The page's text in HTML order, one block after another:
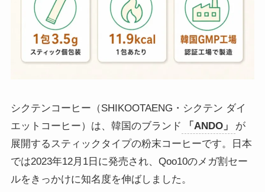
シクテンコーヒー（SHIKOOTAENG・シクテン ダイ
エットコーヒー）は、韓国のブランド
「ANDO」
が
展開するスティックタイプの粉末コーヒーです。日本
では2023年12月1日に発売され、Qoo10のメガ割セー
ルをきっかけに知名度を伸ばしました。